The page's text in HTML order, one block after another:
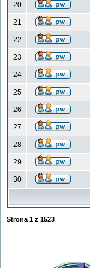
20
21
22
23
24
25
26
27
28
29
30
Strona 1 z 1523